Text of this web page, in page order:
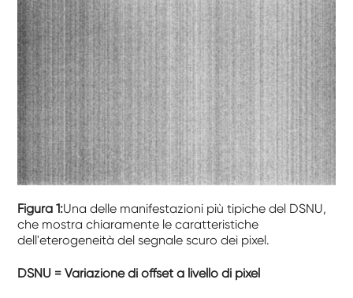
Figura 1:Una delle manifestazioni più tipiche del DSNU,
che mostra chiaramente le caratteristiche
dell'eterogeneità del segnale scuro dei pixel.
DSNU = Variazione di offset a livello di pixel